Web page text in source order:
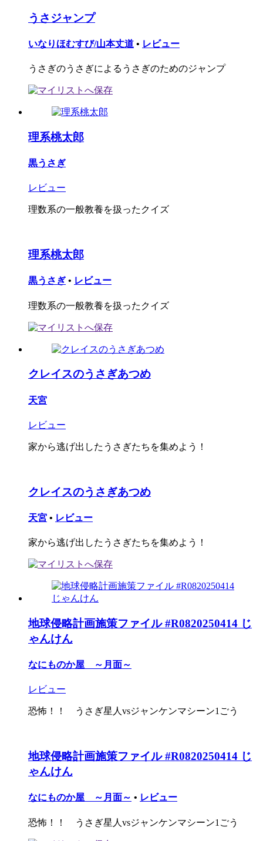
うさジャンプ
いなりほむすび/山本丈道 • レビュー
うさぎのうさぎによるうさぎのためのジャンプ
理系桃太郎
黒うさぎ
レビュー
理数系の一般教養を扱ったクイズ
理系桃太郎
黒うさぎ • レビュー
理数系の一般教養を扱ったクイズ
クレイスのうさぎあつめ
天宮
レビュー
家から逃げ出したうさぎたちを集めよう！
クレイスのうさぎあつめ
天宮 • レビュー
家から逃げ出したうさぎたちを集めよう！
地球侵略計画施策ファイル #R0820250414 じ
ゃんけん
なにものか屋 ～月面～
レビュー
恐怖！！ うさぎ星人vsジャンケンマシーン1ごう
地球侵略計画施策ファイル #R0820250414 じ
ゃんけん
なにものか屋 ～月面～ • レビュー
恐怖！！ うさぎ星人vsジャンケンマシーン1ごう